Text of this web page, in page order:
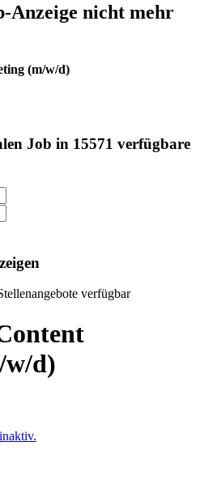
Anzeige nicht mehr
(m/w/d)
Job in 15571 verfügbare
verfügbar
d)